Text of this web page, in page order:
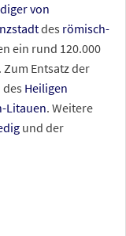
von
des römisch-
ein rund 120.000
Entsatz der
Heiligen
Litauen. Weitere
und der